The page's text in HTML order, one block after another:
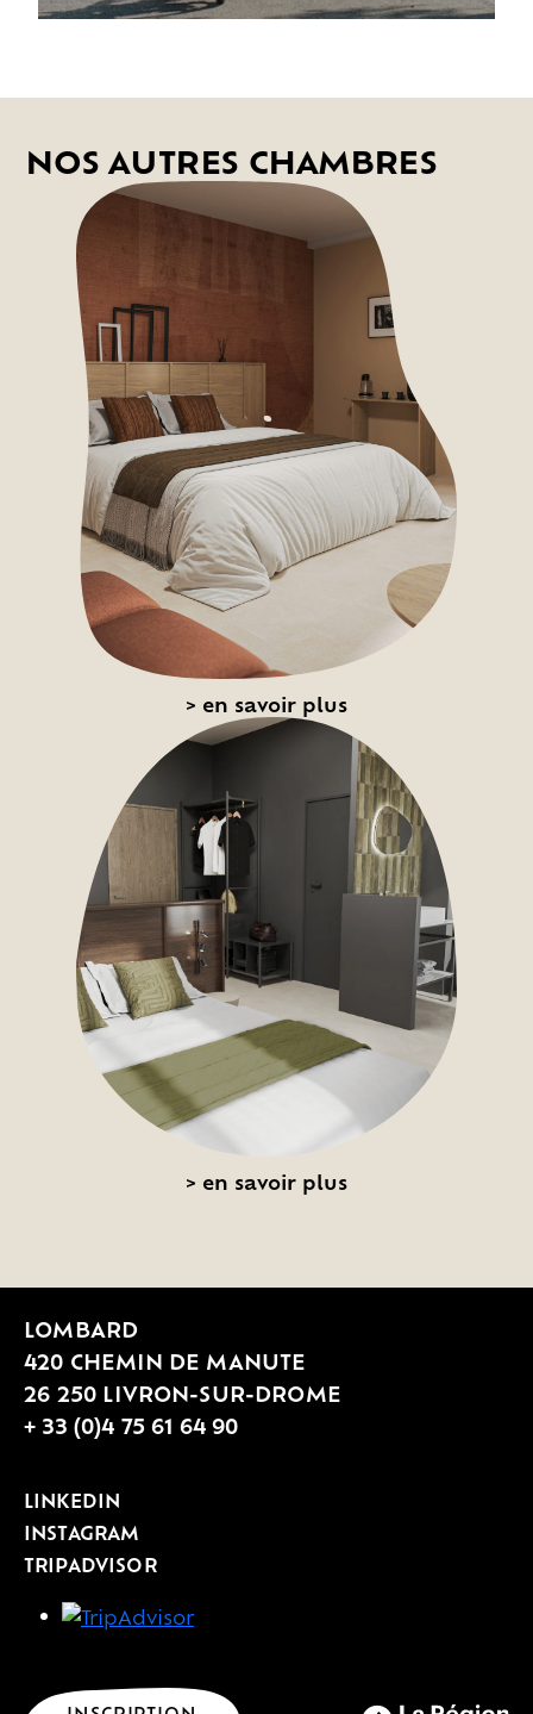
NOS AUTRES CHAMBRES
> en savoir plus
> en savoir plus
LOMBARD
420 CHEMIN DE MANUTE
26 250 LIVRON-SUR-DROME
+ 33 (0)4 75 61 64 90
LINKEDIN
INSTAGRAM
TRIPADVISOR